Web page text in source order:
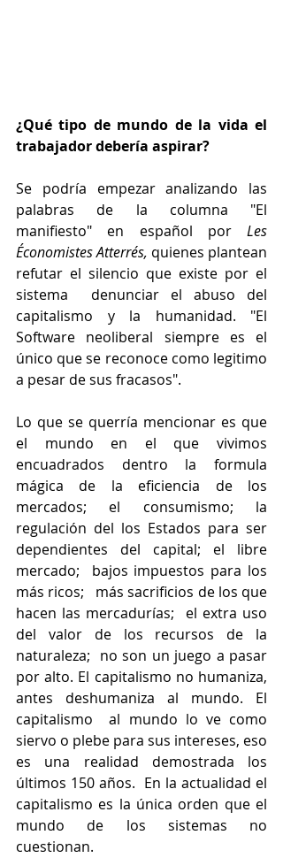
¿Qué tipo de mundo de la vida el
trabajador debería aspirar?
Se podría empezar analizando las
palabras de la columna "El
manifiesto" en español por Les
Économistes Atterrés, quienes plantean
refutar el silencio que existe por el
sistema  denunciar el abuso del
capitalismo y la humanidad. "El
Software neoliberal siempre es el
único que se reconoce como legitimo
a pesar de sus fracasos".
Lo que se querría mencionar es que
el mundo en el que vivimos
encuadrados dentro la formula
mágica de la eficiencia de los
mercados; el consumismo; la
regulación del los Estados para ser
dependientes del capital; el libre
mercado;  bajos impuestos para los
más ricos;   más sacrificios de los que
hacen las mercadurías;  el extra uso
del valor de los recursos de la
naturaleza;  no son un juego a pasar
por alto. El capitalismo no humaniza,
antes deshumaniza al mundo. El
capitalismo  al mundo lo ve como
siervo o plebe para sus intereses, eso
es una realidad demostrada los
últimos 150 años.  En la actualidad el
capitalismo es la única orden que el
mundo de los sistemas no
cuestionan.